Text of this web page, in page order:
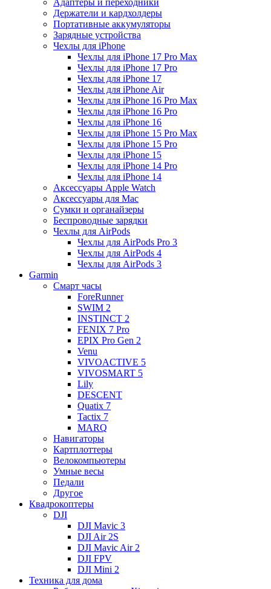
Адаптеры и переходники
Держатели и кардхолдеры
Портативные аккумуляторы
Зарядные устройства
Чехлы для iPhone
Чехлы для iPhone 17 Pro Max
Чехлы для iPhone 17 Pro
Чехлы для iPhone 17
Чехлы для iPhone Air
Чехлы для iPhone 16 Pro Max
Чехлы для iPhone 16 Pro
Чехлы для iPhone 16
Чехлы для iPhone 15 Pro Max
Чехлы для iPhone 15 Pro
Чехлы для iPhone 15
Чехлы для iPhone 14 Pro
Чехлы для iPhone 14
Аксессуары Apple Watch
Аксессуары для Mac
Сумки и органайзеры
Беспроводные зарядки
Чехлы для AirPods
Чехлы для AirPods Pro 3
Чехлы для AirPods 4
Чехлы для AirPods 3
Garmin
Смарт часы
ForeRunner
SWIM 2
INSTINCT 2
FENIX 7 Pro
EPIX Pro Gen 2
Venu
VIVOACTIVE 5
VIVOSMART 5
Lily
DESCENT
Quatix 7
Tactix 7
MARQ
Навигаторы
Картплоттеры
Велокомпьютеры
Умные весы
Педали
Другое
Квадрокоптеры
DJI
DJI Mavic 3
DJI Air 2S
DJI Mavic Air 2
DJI FPV
DJI Mini 2
Техника для дома